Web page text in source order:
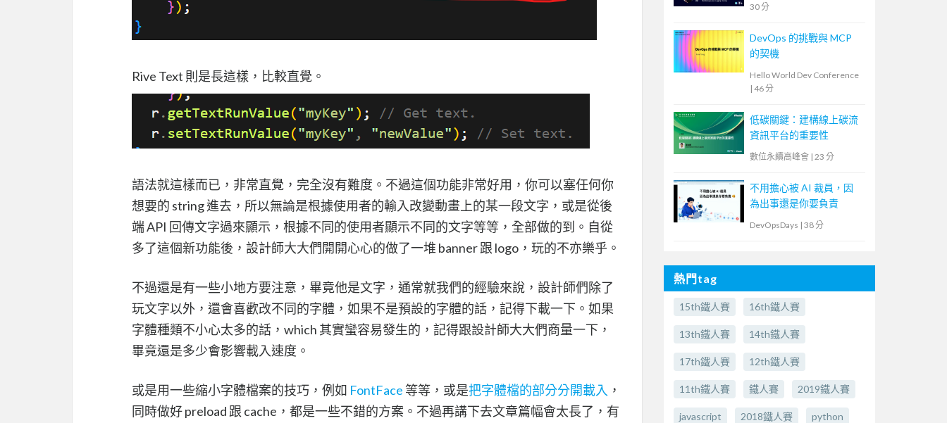
Rive Text 則是長這樣，比較直覺。
語法就這樣而已，非常直覺，完全沒有難度。不過這個功能非常好用，你可以塞任何你
想要的 string 進去，所以無論是根據使用者的輸入改變動畫上的某一段文字，或是從後
端 API 回傳文字過來顯示，根據不同的使用者顯示不同的文字等等，全部做的到。自從
多了這個新功能後，設計師大大們開開心心的做了一堆 banner 跟 logo，玩的不亦樂乎。
不過還是有一些小地方要注意，畢竟他是文字，通常就我們的經驗來說，設計師們除了
玩文字以外，還會喜歡改不同的字體，如果不是預設的字體的話，記得下載一下。如果
字體種類不小心太多的話，which 其實蠻容易發生的，記得跟設計師大大們商量一下，
畢竟還是多少會影響載入速度。
或是用一些縮小字體檔案的技巧，例如 FontFace 等等，或是把字體檔的部分分開載入 ，
同時做好 preload 跟 cache，都是一些不錯的方案。不過再講下去文章篇幅會太長了，有
30 分
DevOps 的挑戰與 MCP
的契機
Hello World Dev Conference
| 46 分
低碳關鍵：建構線上碳流
資訊平台的重要性
數位永續高峰會 | 23 分
不用擔心被 AI 裁員，因
為出事還是你要負責
DevOpsDays | 38 分
熱門tag
15th鐵人賽 16th鐵人賽
13th鐵人賽 14th鐵人賽
17th鐵人賽 12th鐵人賽
11th鐵人賽 鐵人賽 2019鐵人賽
javascript 2018鐵人賽 python